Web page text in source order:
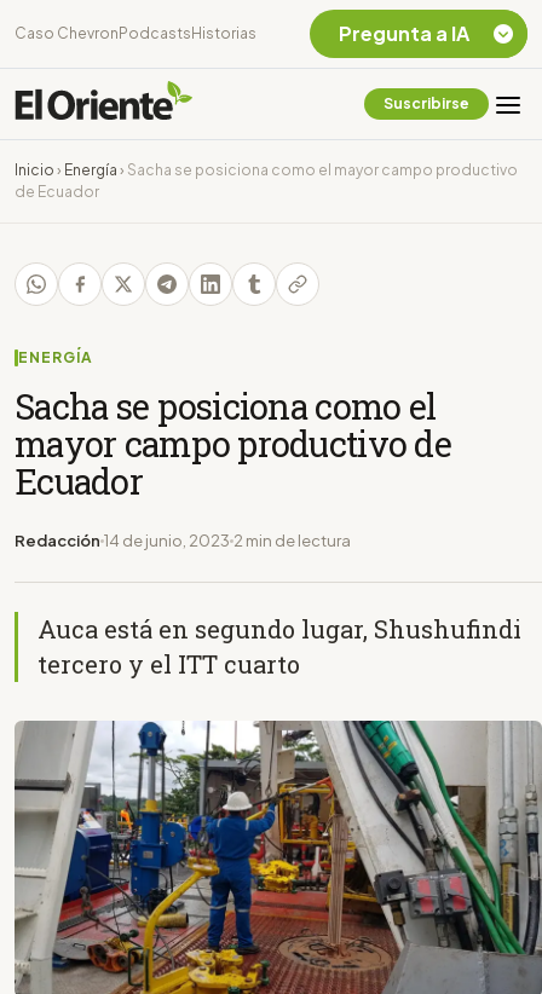
Caso Chevron Podcasts Historias
Suscribirse
Inicio › Energía › Sacha se posiciona como el mayor campo productivo
de Ecuador
ENERGÍA
Sacha se posiciona como el
mayor campo productivo de
Ecuador
Redacción 14 de junio, 2023 2 min de lectura
Auca está en segundo lugar, Shushufindi
tercero y el ITT cuarto
Pregunta a IA
Chevron Ecuador